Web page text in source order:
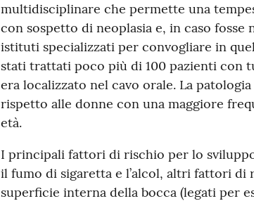
multidisciplinare che permette una
con sospetto di neoplasia e, in caso
istituti specializzati per convogliare in
stati trattati poco più di 100 pazienti con
era localizzato nel cavo orale. La
rispetto alle donne con una maggiore
età.
I principali fattori di rischio per lo
il fumo di sigaretta e l’alcol, altri fattori
superficie interna della bocca (legati per